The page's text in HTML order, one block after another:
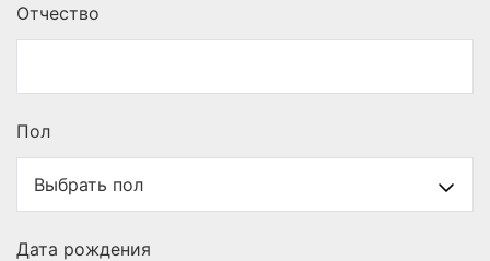
Отчество
Пол
Дата рождения